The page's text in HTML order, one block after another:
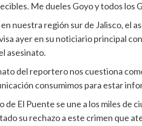
Me dueles Goyo y todos los
nuestra región sur de Jalisco, el
ayer en su noticiario principal
asesinato.
del reportero nos cuestiona
consumimos para estar
de El Puente se une a los miles de
su rechazo a este crimen que